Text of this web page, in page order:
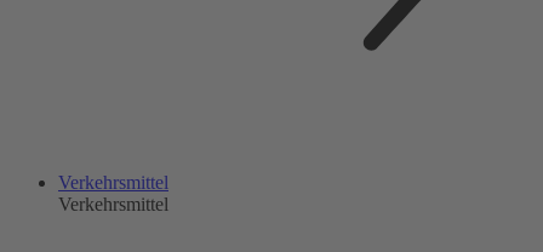
Verkehrsmittel
Verkehrsmittel